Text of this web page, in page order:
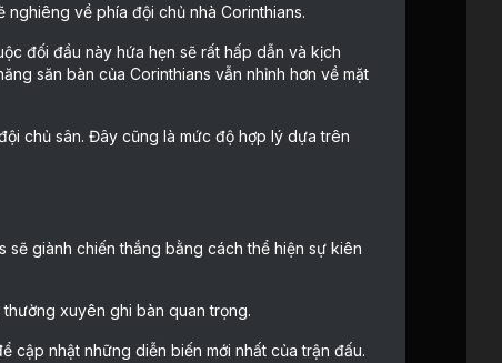
về phía đội chủ nhà Corinthians.
đối đầu này hứa hẹn sẽ rất hấp dẫn và kịch
săn bàn của Corinthians vẫn nhỉnh hơn về mặt
chủ sân. Đây cũng là mức độ hợp lý dựa trên
sẽ giành chiến thắng bằng cách thể hiện sự kiên
xuyên ghi bàn quan trọng.
cập nhật những diễn biến mới nhất của trận đấu.